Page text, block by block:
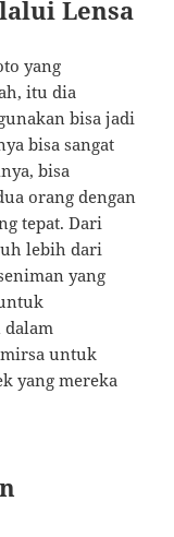
Lensa
yang
itu dia
bisa jadi
bisa sangat
bisa
orang dengan
tepat. Dari
lebih dari
yang
dalam
untuk
yang mereka